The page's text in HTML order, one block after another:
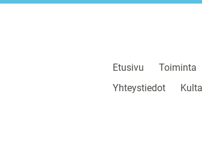
Etusivu Toiminta
Yhteystiedot